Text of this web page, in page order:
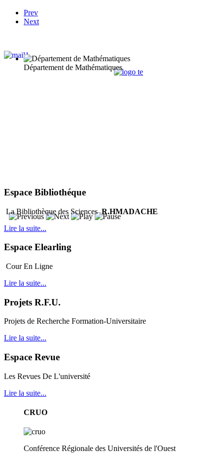
Département de Mathématiques
Prev
Next
Espace Bibliothéque
La Bibliothèque des SciencesR.HMADACHE
Lire la suite...
Espace Elearling
Cour En Ligne
Lire la suite...
Projets R.F.U.
Projets de Recherche Formation-Universitaire
Lire la suite...
Espace Revue
Les Revues De L'université
Lire la suite...
CRUO
Conférence Régionale des Universités de l'Ouest